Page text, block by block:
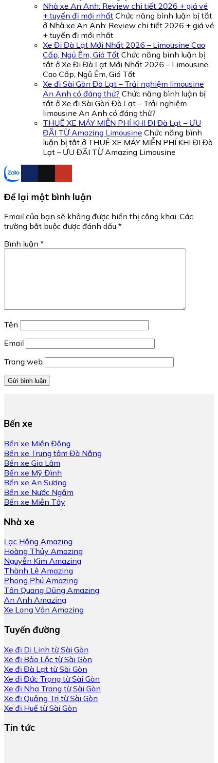
Nhà xe An Anh: Review chi tiết 2026 + giá vé
+ tuyến đi mới nhất Chức năng bình luận bị tắt
ở Nhà xe An Anh: Review chi tiết 2026 + giá vé
+ tuyến đi mới nhất
Xe Đi Đà Lạt Mới Nhất 2026 – Limousine Cao
Cấp, Ngủ Êm, Giá Tốt Chức năng bình luận bị
tắt ở Xe Đi Đà Lạt Mới Nhất 2026 – Limousine
Cao Cấp, Ngủ Êm, Giá Tốt
Xe đi Sài Gòn Đà Lạt – Trải nghiệm limousine
An Anh có đáng thử? Chức năng bình luận bị
tắt ở Xe đi Sài Gòn Đà Lạt – Trải nghiệm
limousine An Anh có đáng thử?
THUÊ XE MÁY MIỄN PHÍ KHI ĐI Đà Lạt – ƯU
ĐÃI TỪ Amazing Limousine Chức năng bình
luận bị tắt ở THUÊ XE MÁY MIỄN PHÍ KHI ĐI Đà
Lạt – ƯU ĐÃI TỪ Amazing Limousine
Để lại một bình luận
Email của bạn sẽ không được hiển thị công khai. Các
trường bắt buộc được đánh dấu *
Bình luận *
Tên
Email
Trang web
Bến xe
Bến xe Miền Đông
Bến xe Trung tâm Đà Nẵng
Bến xe Gia Lâm
Bến xe Mỹ Đình
Bến xe An Sương
Bến xe Nước Ngầm
Bến xe Miền Tây
Nhà xe
Lạc Hồng Amazing
Hoàng Thủy Amazing
Nguyễn Kim Amazing
Thành Lê Amazing
Phong Phú Amazing
Tân Quang Dũng Amazing
An Anh Amazing
Xe Long Vân Amazing
Tuyến đường
Xe đi Di Linh từ Sài Gòn
Xe đi Bảo Lộc từ Sài Gòn
Xe đi Đà Lạt từ Sài Gòn
Xe đi Đức Trọng từ Sài Gòn
Xe đi Nha Trang từ Sài Gòn
Xe đi Quảng Trị từ Sài Gòn
Xe đi Huế từ Sài Gòn
Tin tức